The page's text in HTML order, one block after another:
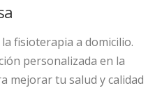
fisioterapia a domicilio.
personalizada en la
mejorar tu salud y calidad